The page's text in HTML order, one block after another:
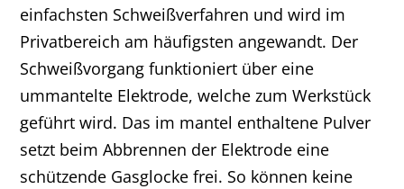
einfachsten Schweißverfahren und wird im
Privatbereich am häufigsten angewandt. Der
Schweißvorgang funktioniert über eine
ummantelte Elektrode, welche zum Werkstück
geführt wird. Das im mantel enthaltene Pulver
setzt beim Abbrennen der Elektrode eine
schützende Gasglocke frei. So können keine